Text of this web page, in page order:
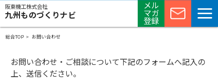
阪東機工株式会社
九州ものづくりナビ
メル
マガ
登録
総合TOP お問い合わせ
お問い合わせ・ご相談について下記のフォームへ記入の
上、送信ください。